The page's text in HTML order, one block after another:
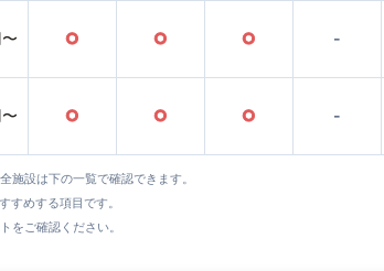
○ ○ ○ -
○ ○ ○ -
施設は下の一覧で確認できます。
めする項目です。
をご確認ください。